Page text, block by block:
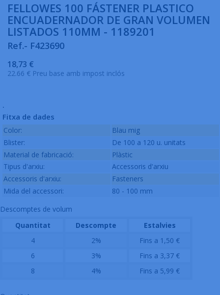
FELLOWES 100 FÁSTENER PLASTICO
ENCUADERNADOR DE GRAN VOLUMEN
LISTADOS 110MM - 1189201
Ref.- F423690
18,73 €
22.66 € Preu base amb impost inclós
.
Fitxa de dades
Color:
Blau mig
Blister:
De 100 a 120 u. unitats
Material de fabricació:
Plàstic
Tipus d'arxiu:
Accessoris d'arxiu
Accessoris d'arxiu:
Fasteners
Mida del accessori:
80 - 100 mm
Descomptes de volum
Quantitat
Descompte
Estalvies
4
2%
Fins a 1,50 €
6
3%
Fins a 3,37 €
8
4% Fins a 5,99 €